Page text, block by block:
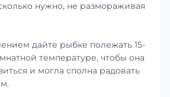
нужно, не размораживая
дайте рыбке полежать 15-
температуре, чтобы она
и могла сполна радовать